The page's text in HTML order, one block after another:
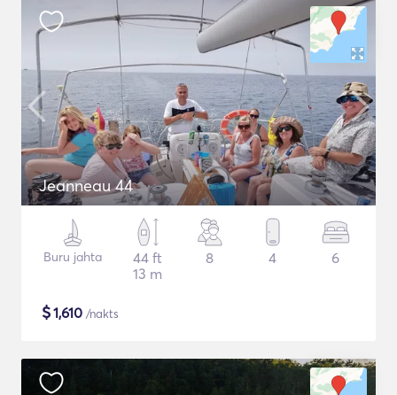
Jeanneau 44
Buru jahta
44 ft
13 m
8 4 6
$1,610 /nakts